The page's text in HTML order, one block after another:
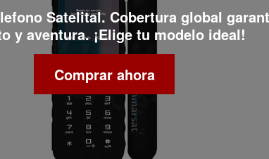
Satelital. Cobertura global
y aventura. ¡Elige tu modelo ideal!
Comprar ahora